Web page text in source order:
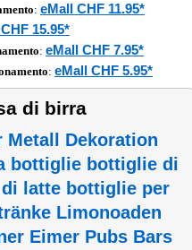
: eMall CHF 11.95*
15.95*
: eMall CHF 7.95*
: eMall CHF 5.95*
di birra
Metall Dekoration
bottiglie bottiglie di
latte bottiglie per
Limonoaden
Eimer Pubs Bars